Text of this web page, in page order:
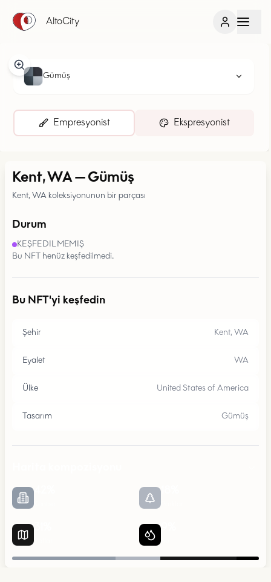
AltoCity
Gümüş
Empresyonist Ekspresyonist
Kent, WA— Gümüş
Kent, WA koleksiyonunun bir parçası
Durum
KEŞFEDILMEMIŞ
Bu NFT henüz keşfedilmedi.
Bu NFT'yi keşfedin
Şehir Kent, WA
Eyalet WA
Ülke United States of America
Tasarım Gümüş